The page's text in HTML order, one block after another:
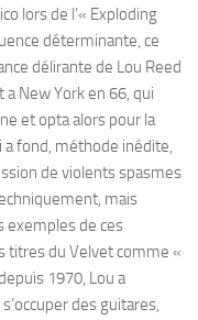
lors de l’« Exploding
déterminante, ce
délirante de Lou Reed
New York en 66, qui
et opta alors pour la
a fond, méthode inédite,
de violents spasmes
mais
exemples de ces
titres du Velvet comme «
1970, Lou a
des guitares,